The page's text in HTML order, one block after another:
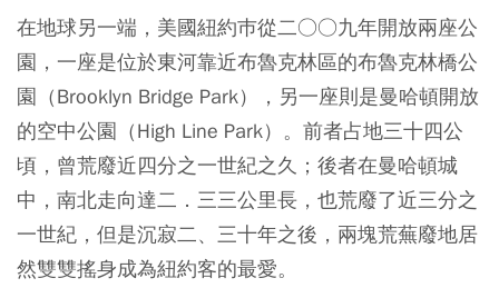
在地球另一端，美國紐約巿從二○○九年開放兩座公
園，一座是位於東河靠近布魯克林區的布魯克林橋公
園（Brooklyn Bridge Park），另一座則是曼哈頓開放
的空中公園（High Line Park）。前者占地三十四公
頃，曾荒廢近四分之一世紀之久；後者在曼哈頓城
中，南北走向達二．三三公里長，也荒廢了近三分之
一世紀，但是沉寂二、三十年之後，兩塊荒蕪廢地居
然雙雙搖身成為紐約客的最愛。